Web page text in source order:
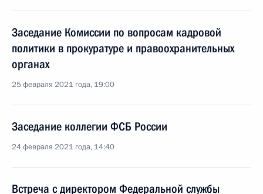
Заседание Комиссии по вопросам кадровой
политики в прокуратуре и правоохранительных
органах
25 февраля 2021 года, 19:00
Заседание коллегии ФСБ России
24 февраля 2021 года, 14:40
Встреча с директором Федеральной службы